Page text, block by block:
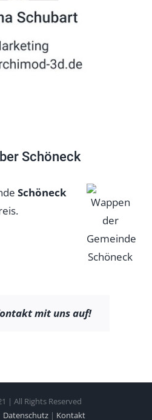
Schöneck
Schöneck
mit uns auf!
| All Rights Reserved
Datenschutz| Kontakt